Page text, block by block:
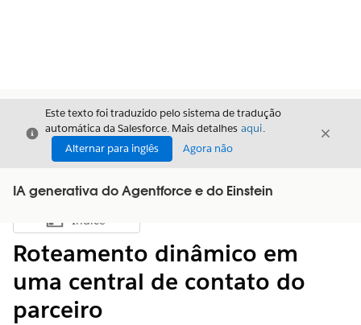
Fechar
Este texto foi traduzido pelo sistema de tradução
automática da Salesforce. Mais detalhes aqui.
Alternar para inglês
Agora não
Fechar
IA generativa do Agentforce e do Einstein
Mostrar índice
Índice
Roteamento dinâmico em
uma central de contato do
parceiro